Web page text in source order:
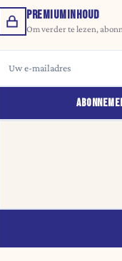
PREMIUMINHOUD
Om verder te lezen,